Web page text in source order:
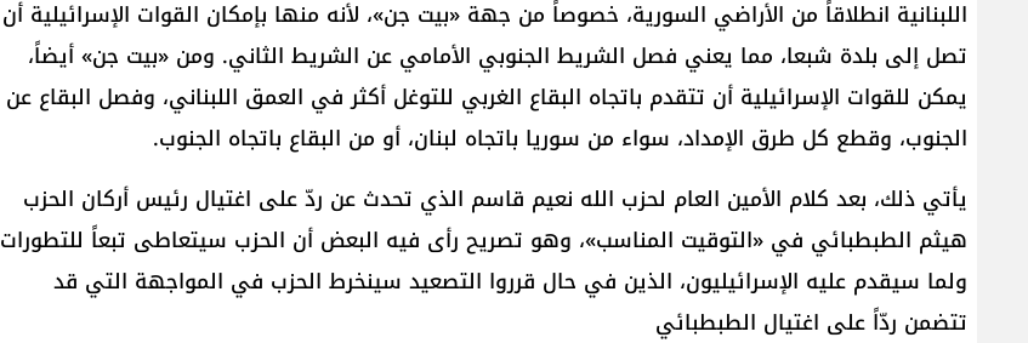
اللبنانية انطلاقاً من الأراضي السورية، خصوصاً من جهة «بيت جن»، لأنه منها بإمكان القوات الإسرائيلية أن
تصل إلى بلدة شبعا، مما يعني فصل الشريط الجنوبي الأمامي عن الشريط الثاني. ومن «بيت جن» أيضاً،
يمكن للقوات الإسرائيلية أن تتقدم باتجاه البقاع الغربي للتوغل أكثر في العمق اللبناني، وفصل البقاع عن
الجنوب، وقطع كل طرق الإمداد، سواء من سوريا باتجاه لبنان، أو من البقاع باتجاه الجنوب.
يأتي ذلك، بعد كلام الأمين العام لحزب الله نعيم قاسم الذي تحدث عن ردّ على اغتيال رئيس أركان الحزب
هيثم الطبطبائي في «التوقيت المناسب»، وهو تصريح رأى فيه البعض أن الحزب سيتعاطى تبعاً للتطورات
ولما سيقدم عليه الإسرائيليون، الذين في حال قرروا التصعيد سينخرط الحزب في المواجهة التي قد
تتضمن ردّاً على اغتيال الطبطبائي